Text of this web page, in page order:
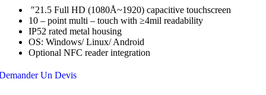
″21.5 Full HD (1080Å~1920) capacitive touchscreen
10 – point multi – touch with ≥4mil readability
IP52 rated metal housing
OS: Windows/ Linux/ Android
Optional NFC reader integration
Un Devis